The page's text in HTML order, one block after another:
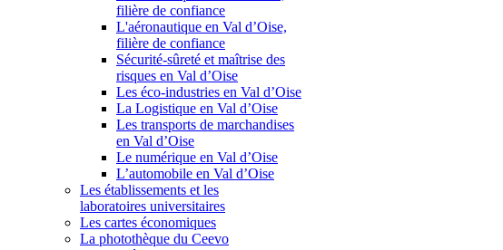
filière de confiance
L'aéronautique en Val d’Oise,
filière de confiance
Sécurité-sûreté et maîtrise des
risques en Val d’Oise
Les éco-industries en Val d’Oise
La Logistique en Val d’Oise
Les transports de marchandises
en Val d’Oise
Le numérique en Val d’Oise
L’automobile en Val d’Oise
Les établissements et les
laboratoires universitaires
Les cartes économiques
La photothèque du Ceevo